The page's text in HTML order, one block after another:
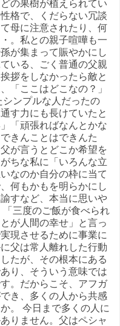
の果樹が植えられてい
格で、くだらない冗談
母に注意されたり、何
。私との親子喧嘩も一
が集まって賑やかにし
いる、ごく普通の父親
拶をしなかったら敵と
「ここはどこなの？」
ンプルな人だったの
す力にも長けていたと
「頑張ればなんとかな
きんことはできんた
が言うとどこか希望を
ちな私に「いろんな立
なのか自分の枠に当て
何もかもを明らかにし
すなど、本当に思いや
三度のご飯が食べられ
が人間の幸せ」と言っ
現させるために事業に
父は常人離れした行動
たが、その根本にある
り、そういう意味では
。だからこそ、アフガ
き、多くの人から共感
。 今日まで多くの人に
りません。父はペシャ